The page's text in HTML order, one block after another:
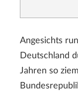
Angesichts
Deutschland
Jahren so